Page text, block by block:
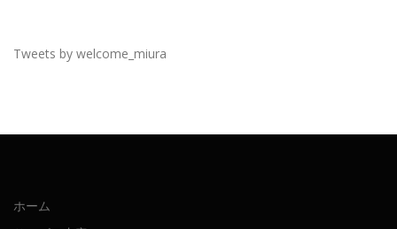
Tweets by welcome_miura
ホーム